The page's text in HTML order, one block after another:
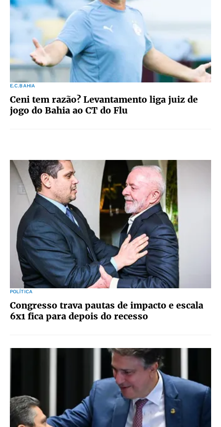
E.C.BAHIA
Ceni tem razão? Levantamento liga juiz de
jogo do Bahia ao CT do Flu
POLÍTICA
Congresso trava pautas de impacto e escala
6x1 fica para depois do recesso